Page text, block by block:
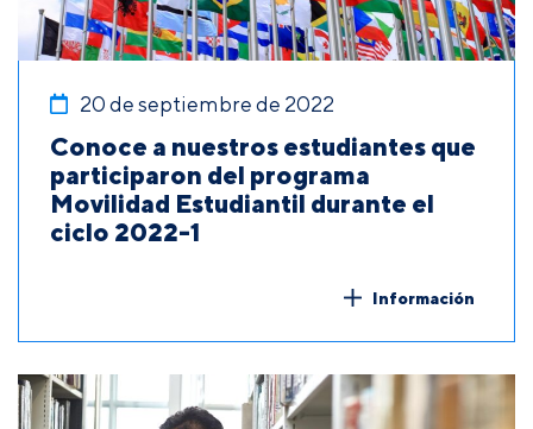
20 de septiembre de 2022
Conoce a nuestros estudiantes que
participaron del programa
Movilidad Estudiantil durante el
ciclo 2022-1
Información